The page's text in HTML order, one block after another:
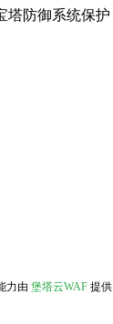
塔防御系统保护
力由 堡塔云WAF 提供